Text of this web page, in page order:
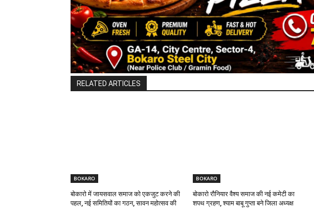
RELATED ARTICLES
BOKARO
बोकारो में जायसवाल समाज को एकजुट करने की
पहल, नई समितियों का गठन, सावन महोत्सव की
BOKARO
बोकारो रौनियार वैश्य समाज की नई कमेटी का
शपथ ग्रहण, श्याम बाबू गुप्ता बने जिला अध्यक्ष